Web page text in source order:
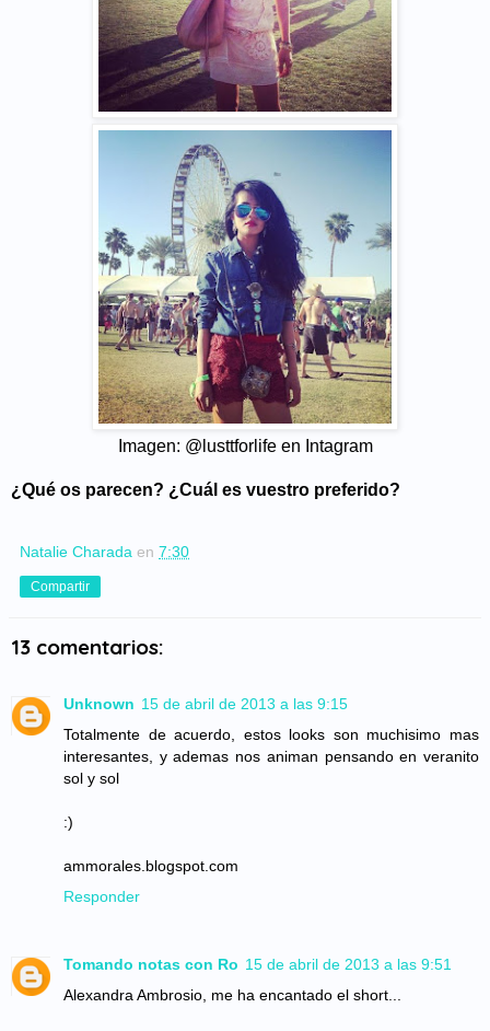
Imagen: @lusttforlife en Intagram
¿Qué os parecen? ¿Cuál es vuestro preferido?
Natalie Charada en 7:30
Compartir
13 comentarios:
Unknown 15 de abril de 2013 a las 9:15
Totalmente de acuerdo, estos looks son muchisimo mas
interesantes, y ademas nos animan pensando en veranito
sol y sol
:)
ammorales.blogspot.com
Responder
Tomando notas con Ro 15 de abril de 2013 a las 9:51
Alexandra Ambrosio, me ha encantado el short...